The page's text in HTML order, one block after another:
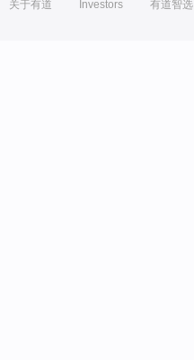
关于有道 Investors 有道智选